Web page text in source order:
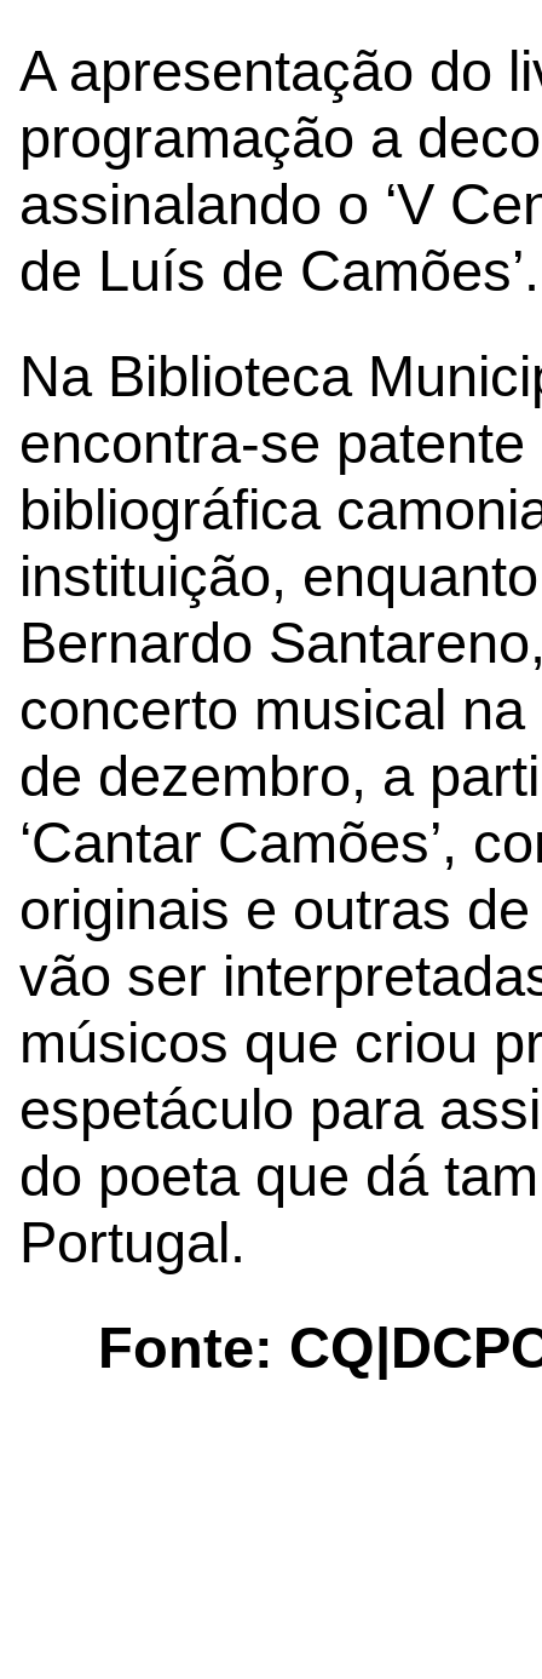
A apresentação do
programação a
assinalando o ‘V
de Luís de Camões’.
Na Biblioteca
encontra-se
bibliográfica
instituição,
Bernardo
concerto musical
de dezembro, a
‘Cantar Camões’,
originais e outras
vão ser
músicos que criou
espetáculo para
do poeta que dá
Portugal.
Fonte: